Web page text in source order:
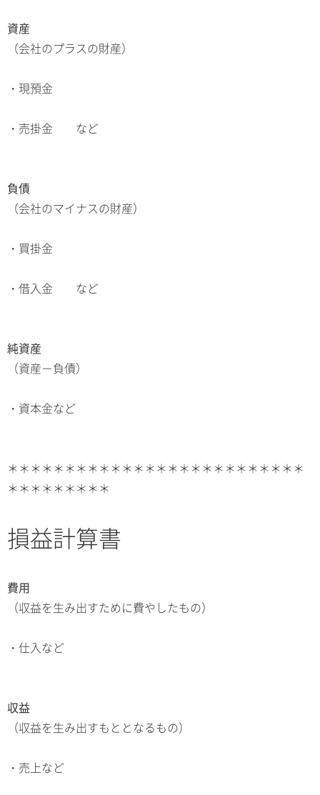
資産
（会社のプラスの財産）
・現預金
・売掛金 など
負債
（会社のマイナスの財産）
・買掛金
・借入金 など
純資産
（資産－負債）
・資本金など
＊＊＊＊＊＊＊＊＊＊＊＊＊＊＊＊＊＊＊＊＊＊＊＊＊＊
＊＊＊＊＊＊＊＊＊
損益計算書
費用
（収益を生み出すために費やしたもの）
・仕入など
収益
（収益を生み出すもととなるもの）
・売上など